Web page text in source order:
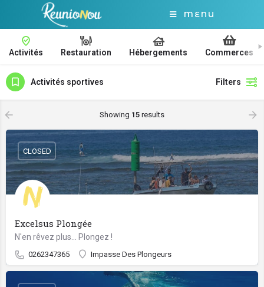
MENU
Activités Restauration Hébergements Commerces
Activités sportives Filters
Showing 15 results
Excelsus Plongée
N'en rêvez plus... Plongez !
0262347365 Impasse Des Plongeurs
CLOSED